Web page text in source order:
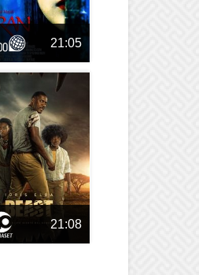
21:05
21:08